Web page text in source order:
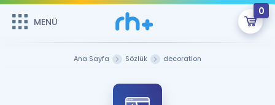
MENÜ
0
Sepetin Şu An Boş.
MENÜ
Ana Sayfa Sözlük decoration